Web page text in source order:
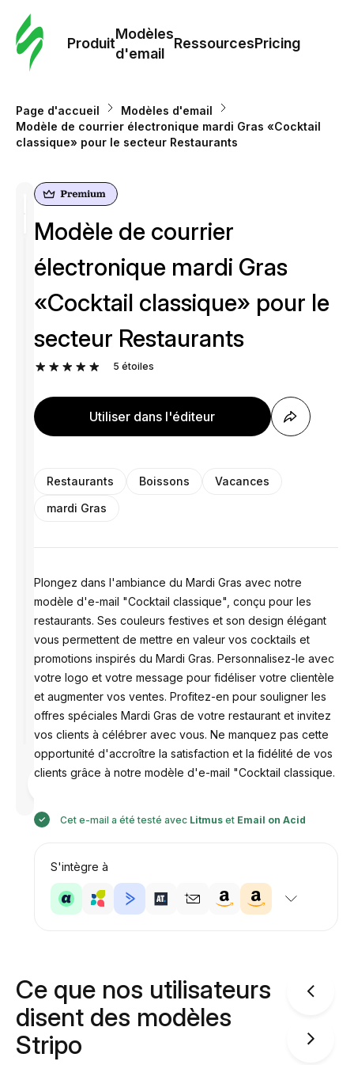
Produit
Modèles
d'email
RessourcesPricing
Page d'accueil
Modèles d'email
Modèle de courrier électronique mardi Gras «Cocktail
classique» pour le secteur Restaurants
Conçu par
Modèle de courrier
électronique mardi Gras
«Cocktail classique» pour le
secteur Restaurants
5 étoiles
Utiliser dans l'éditeur
Restaurants Boissons
Vacances
mardi Gras
Plongez dans l'ambiance du Mardi Gras avec notre
modèle d'e-mail "Cocktail classique", conçu pour les
restaurants. Ses couleurs festives et son design élégant
vous permettent de mettre en valeur vos cocktails et
promotions inspirés du Mardi Gras. Personnalisez-le avec
votre logo et votre message pour fidéliser votre clientèle
et augmenter vos ventes. Profitez-en pour souligner les
offres spéciales Mardi Gras de votre restaurant et invitez
vos clients à célébrer avec vous. Ne manquez pas cette
opportunité d'accroître la satisfaction et la fidélité de vos
clients grâce à notre modèle d'e-mail "Cocktail classique.
Cet e-mail a été testé avec Litmuset Email on Acid
S'intègre à
Ce que nos utilisateurs
disent des modèles
Stripo